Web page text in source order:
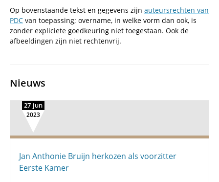
Op bovenstaande tekst en gegevens zijn auteursrechten van
PDC van toepassing; overname, in welke vorm dan ook, is
zonder expliciete goedkeuring niet toegestaan. Ook de
afbeeldingen zijn niet rechtenvrij.
Nieuws
27 jun
2023
Jan Anthonie Bruijn herkozen als voorzitter
Eerste Kamer